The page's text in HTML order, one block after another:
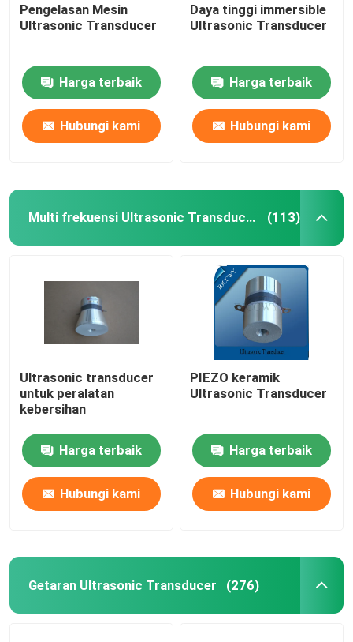
Pengelasan Mesin
Ultrasonic Transducer
Harga terbaik
Hubungi kami
Daya tinggi immersible
Ultrasonic Transducer
Harga terbaik
Hubungi kami
Multi frekuensi Ultrasonic Transducer (113)
Ultrasonic transducer
untuk peralatan
kebersihan
Harga terbaik
Hubungi kami
PIEZO keramik
Ultrasonic Transducer
Harga terbaik
Hubungi kami
Getaran Ultrasonic Transducer (276)